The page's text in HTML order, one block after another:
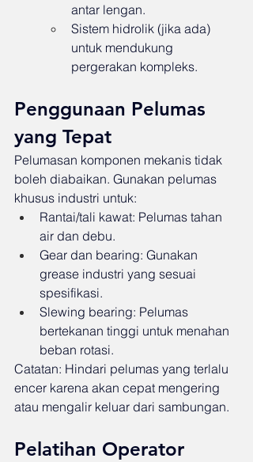
antar lengan.
Sistem hidrolik (jika ada)
untuk mendukung
pergerakan kompleks.
Penggunaan Pelumas
yang Tepat
Pelumasan komponen mekanis tidak
boleh diabaikan. Gunakan pelumas
khusus industri untuk:
Rantai/tali kawat: Pelumas tahan
air dan debu.
Gear dan bearing: Gunakan
grease industri yang sesuai
spesifikasi.
Slewing bearing: Pelumas
bertekanan tinggi untuk menahan
beban rotasi.
Catatan: Hindari pelumas yang terlalu
encer karena akan cepat mengering
atau mengalir keluar dari sambungan.
Pelatihan Operator